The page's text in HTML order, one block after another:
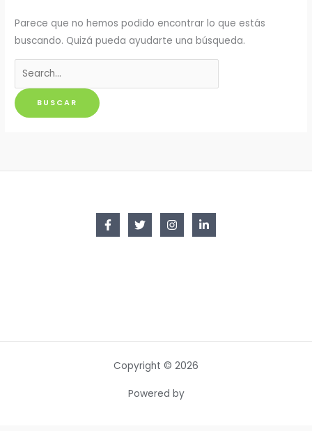
Parece que no hemos podido encontrar lo que estás
buscando. Quizá pueda ayudarte una búsqueda.
Buscar
por:
Copyright © 2026
Powered by